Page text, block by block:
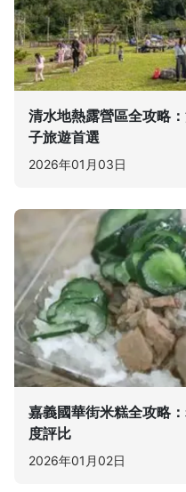
清水地熱露營區全攻略
子旅遊首選
2026年01月03日
嘉義國華街米糕全攻略
度評比
2026年01月02日